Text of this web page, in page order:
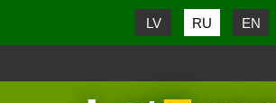
LV RU EN